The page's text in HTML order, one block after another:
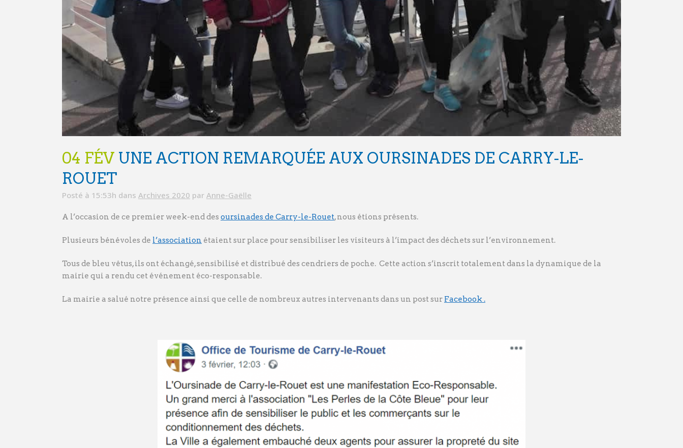
04 FÉV UNE ACTION REMARQUÉE AUX OURSINADES DE CARRY-LE-
ROUET
Posté à 15:53h dans Archives 2020 par Anne-Gaëlle
A l’occasion de ce premier week-end des oursinades de Carry-le-Rouet, nous étions présents.
Plusieurs bénévoles de l’association étaient sur place pour sensibiliser les visiteurs à l’impact des déchets sur l’environnement.
Tous de bleu vêtus, ils ont échangé, sensibilisé et distribué des cendriers de poche. Cette action s’inscrit totalement dans la dynamique de la
mairie qui a rendu cet événement éco-responsable.
La mairie a salué notre présence ainsi que celle de nombreux autres intervenants dans un post sur Facebook .